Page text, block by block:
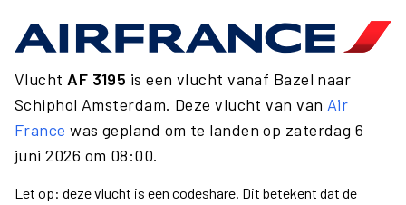
Vlucht AF 3195 is een vlucht vanaf Bazel naar
Schiphol Amsterdam. Deze vlucht van van Air
France was gepland om te landen op zaterdag 6
juni 2026 om 08:00.
Let op: deze vlucht is een codeshare. Dit betekent dat de